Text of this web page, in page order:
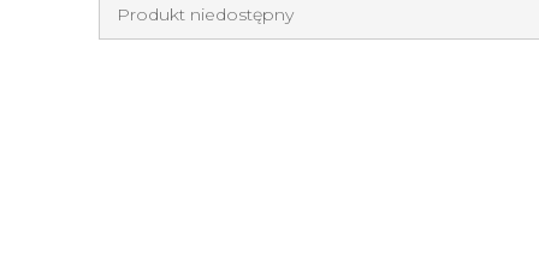
Produkt niedostępny